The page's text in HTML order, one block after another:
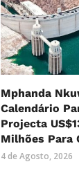
Mphanda
Calendário
Projecta
Milhões Para
4 de Agosto, 2026